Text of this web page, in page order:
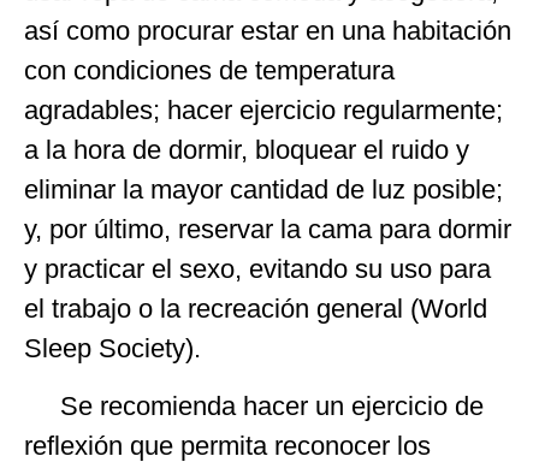
así como procurar estar en una habitación
con condiciones de temperatura
agradables; hacer ejercicio regularmente;
a la hora de dormir, bloquear el ruido y
eliminar la mayor cantidad de luz posible;
y, por último, reservar la cama para dormir
y practicar el sexo, evitando su uso para
el trabajo o la recreación general (World
Sleep Society).
Se recomienda hacer un ejercicio de
reflexión que permita reconocer los